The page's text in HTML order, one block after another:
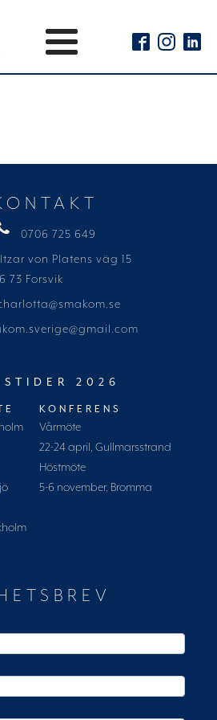
0706 725 649
von Platens väg 15
73 Forsvik
2026
KONFERENS
Vårmöte
22-24 april, Gullmarsstrand
Höstmöte
5-6 november, Bromma